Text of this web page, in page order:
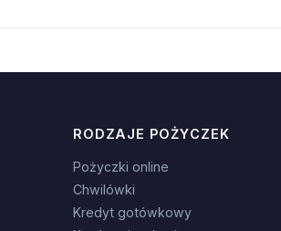
RODZAJE POŻYCZEK
Pożyczki online
Chwilówki
Kredyt gotówkowy